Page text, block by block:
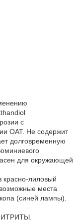
с
OAT. Не содержит
долговременную
для окружающей
красно-лиловый
места
(синей лампы).